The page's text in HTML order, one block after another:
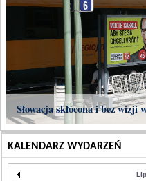
Słowacja skłócona i bez wizji
KALENDARZ WYDARZEŃ